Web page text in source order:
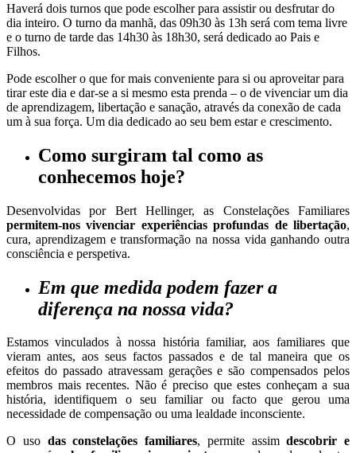
Haverá dois turnos que pode escolher para assistir ou desfrutar do
dia inteiro. O turno da manhã, das 09h30 às 13h será com tema livre
e o turno de tarde das 14h30 às 18h30, será dedicado ao Pais e
Filhos.
Pode escolher o que for mais conveniente para si ou aproveitar para
tirar este dia e dar-se a si mesmo esta prenda – o de vivenciar um dia
de aprendizagem, libertação e sanação, através da conexão de cada
um à sua força. Um dia dedicado ao seu bem estar e crescimento.
Como surgiram tal como as
conhecemos hoje?
Desenvolvidas por Bert Hellinger, as Constelações Familiares
permitem-nos vivenciar experiências profundas de libertação,
cura, aprendizagem e transformação na nossa vida ganhando outra
consciência e perspetiva.
Em que medida podem fazer a
diferença na nossa vida?
Estamos vinculados à nossa história familiar, aos familiares que
vieram antes, aos seus factos passados e de tal maneira que os
efeitos do passado atravessam gerações e são compensados pelos
membros mais recentes. Não é preciso que estes conheçam a sua
história, identifiquem o seu familiar ou facto que gerou uma
necessidade de compensação ou uma lealdade inconsciente.
O uso das constelações familiares, permite assimdescobrir e